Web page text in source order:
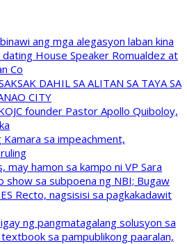
ang mga alegasyon laban kina
House Speaker Romualdez at
Co
DAHIL SA ALITAN SA TAYA SA
CITY
founder Pastor Apollo Quiboloy,
sa impeachment,
hamon sa kampo ni VP Sara
show sa subpoena ng NBI; Bugaw
Recto, nagsisisi sa pagkakadawit
ng pangmatagalang solusyon sa
sa pampublikong paaralan,